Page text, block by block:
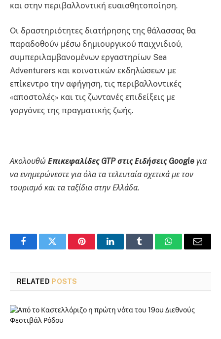
και στην περιβαλλοντική ευαισθητοποίηση.
Οι δραστηριότητες διατήρησης της θάλασσας θα
παραδοθούν μέσω δημιουργικού παιχνιδιού,
συμπεριλαμβανομένων εργαστηρίων Sea
Adventurers και κοινοτικών εκδηλώσεων με
επίκεντρο την αφήγηση, τις περιβαλλοντικές
«αποστολές» και τις ζωντανές επιδείξεις με
γοργόνες της πραγματικής ζωής.
Ακολουθώ Επικεφαλίδες GTP στις Ειδήσεις Google για
να ενημερώνεστε για όλα τα τελευταία σχετικά με τον
τουρισμό και τα ταξίδια στην Ελλάδα.
FacebookTwitter PinterestLinkedInTumblr WhatsAppEmail
RELATED POSTS